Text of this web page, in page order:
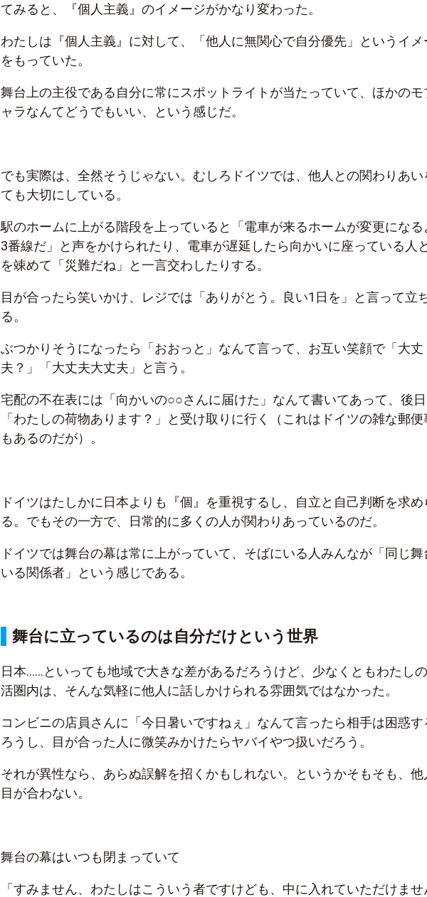
てみると、『個人主義』のイメージがかなり変わった。
わたしは『個人主義』に対して、「他人に無関心で自分優先」というイメ
をもっていた。
舞台上の主役である自分に常にスポットライトが当たっていて、ほかのモ
ャラなんてどうでもいい、という感じだ。
でも実際は、全然そうじゃない。むしろドイツでは、他人との関わりあい
ても大切にしている。
駅のホームに上がる階段を上っていると「電車が来るホームが変更になる
3番線だ」と声をかけられたり、電車が遅延したら向かいに座っている人
を竦めて「災難だね」と一言交わしたりする。
目が合ったら笑いかけ、レジでは「ありがとう。良い1日を」と言って立
る。
ぶつかりそうになったら「おおっと」なんて言って、お互い笑顔で「大丈
夫？」「大丈夫大丈夫」と言う。
宅配の不在表には「向かいの○○さんに届けた」なんて書いてあって、後日
「わたしの荷物あります？」と受け取りに行く（これはドイツの雑な郵便
もあるのだが）。
ドイツはたしかに日本よりも『個』を重視するし、自立と自己判断を求め
る。でもその一方で、日常的に多くの人が関わりあっているのだ。
ドイツでは舞台の幕は常に上がっていて、そばにいる人みんなが「同じ舞
いる関係者」という感じである。
舞台に立っているのは自分だけという世界
日本……といっても地域で大きな差があるだろうけど、少なくともわたし
活圏内は、そんな気軽に他人に話しかけられる雰囲気ではなかった。
コンビニの店員さんに「今日暑いですねぇ」なんて言ったら相手は困惑す
ろうし、目が合った人に微笑みかけたらヤバイやつ扱いだろう。
それが異性なら、あらぬ誤解を招くかもしれない。というかそもそも、他
目が合わない。
舞台の幕はいつも閉まっていて
「すみません、わたしはこういう者ですけども、中に入れていただけませ